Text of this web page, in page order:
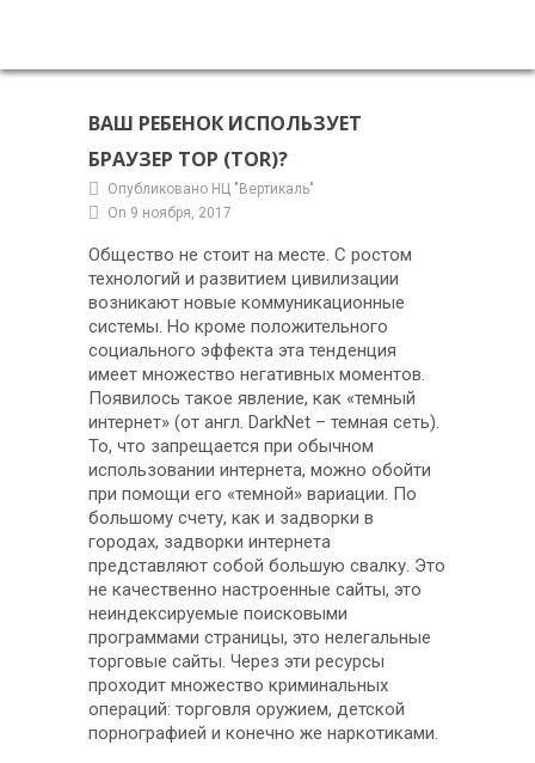
ВАШ РЕБЕНОК ИСПОЛЬЗУЕТ
БРАУЗЕР ТОР (TOR)?
Опубликовано НЦ "Вертикаль"
On 9 ноября, 2017
Общество не стоит на месте. С ростом
технологий и развитием цивилизации
возникают новые коммуникационные
системы. Но кроме положительного
социального эффекта эта тенденция
имеет множество негативных моментов.
Появилось такое явление, как «темный
интернет» (от англ. DarkNet – темная сеть).
То, что запрещается при обычном
использовании интернета, можно обойти
при помощи его «темной» вариации. По
большому счету, как и задворки в
городах, задворки интернета
представляют собой большую свалку. Это
не качественно настроенные сайты, это
неиндексируемые поисковыми
программами страницы, это нелегальные
торговые сайты. Через эти ресурсы
проходит множество криминальных
операций: торговля оружием, детской
порнографией и конечно же наркотиками.